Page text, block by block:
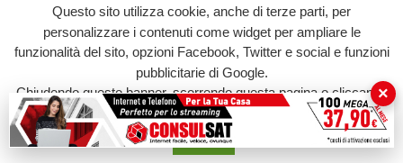
SEGUICI SUI SOCIAL
f
Facebook
◎ ▶
YouTube
© 2026 LABTV - Tutti i diritti riservati
Questo sito utilizza cookie, anche di terze parti, per
personalizzare i contenuti come widget per ampliare le
funzionalità del sito, opzioni Facebook, Twitter e social e funzioni
pubblicitarie di Google.
Chiudendo questo banner, scorrendo questa pagina o cliccando
su qualunque suo elemento acconsenti all'uso dei cookie.
Accetta
×